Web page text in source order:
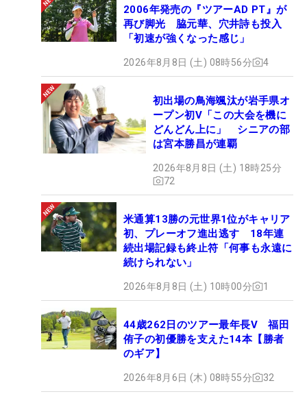
2006年発売の『ツアーAD PT』が
再び脚光 脇元華、穴井詩も投入
「初速が強くなった感じ」
2026年8月8日 (土) 08時56分 4
初出場の鳥海颯汰が岩手県オ
ープン初V「この大会を機に
どんどん上に」 シニアの部
は宮本勝昌が連覇
2026年8月8日 (土) 18時25分
72
米通算13勝の元世界1位がキャリア
初、プレーオフ進出逃す 18年連
続出場記録も終止符「何事も永遠に
続けられない」
2026年8月8日 (土) 10時00分 1
44歳262日のツアー最年長V 福田
侑子の初優勝を支えた14本【勝者
のギア】
2026年8月6日 (木) 08時55分 32